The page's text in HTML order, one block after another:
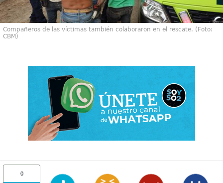
Compañeros de las víctimas también colaboraron en el rescate. (Foto:
CBM)
0